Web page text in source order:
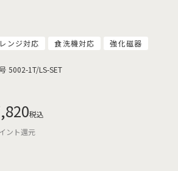
ンジ対応 食洗機対応 強化磁器
5002-1T/LS-SET
税込
ント還元